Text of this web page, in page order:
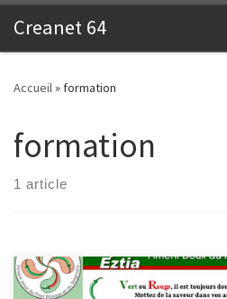
Skip to content
Creanet 64
Accueil»formation
formation
1 article